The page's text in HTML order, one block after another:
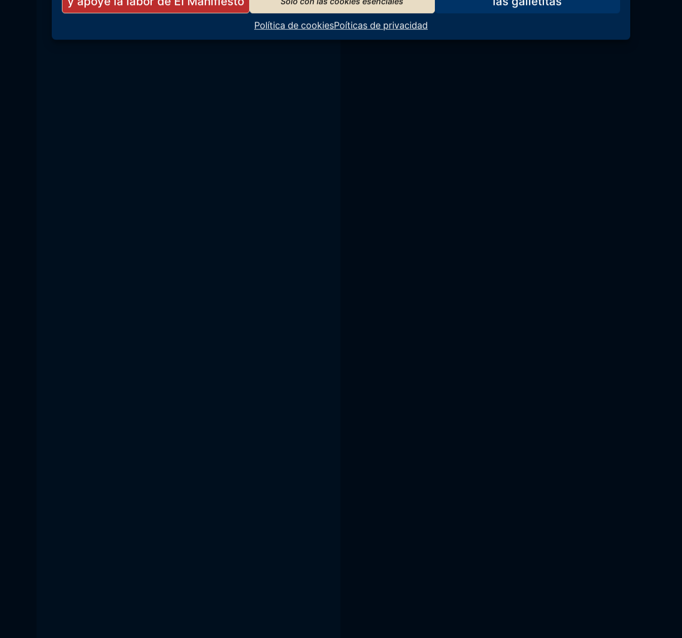
Política de cookiesPoíticas de privacidad